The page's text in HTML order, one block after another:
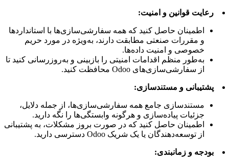
رعایت قوانین و امنیت:
اطمینان حاصل کنید که همه سفارشی‌سازی‌ها با استانداردها
و مقررات صنعتی مطابقت دارند، به‌ویژه در مورد حریم
خصوصی و امنیت داده‌ها.
به‌طور منظم اقدامات امنیتی را بازبینی و به‌روزرسانی کنید تا
از سفارشی‌سازی‌های Odoo محافظت کنید.
پشتیبانی و مستندسازی:
مستندسازی جامع همه سفارشی‌سازی‌ها، از جمله دلایل،
جزئیات پیاده‌سازی و هرگونه وابستگی‌ها را نگه دارید.
اطمینان حاصل کنید که در صورت بروز مشکلات، به پشتیبانی
از توسعه‌دهندگان یا یک شریک Odoo دسترسی دارید.
بودجه و زمانبندی: